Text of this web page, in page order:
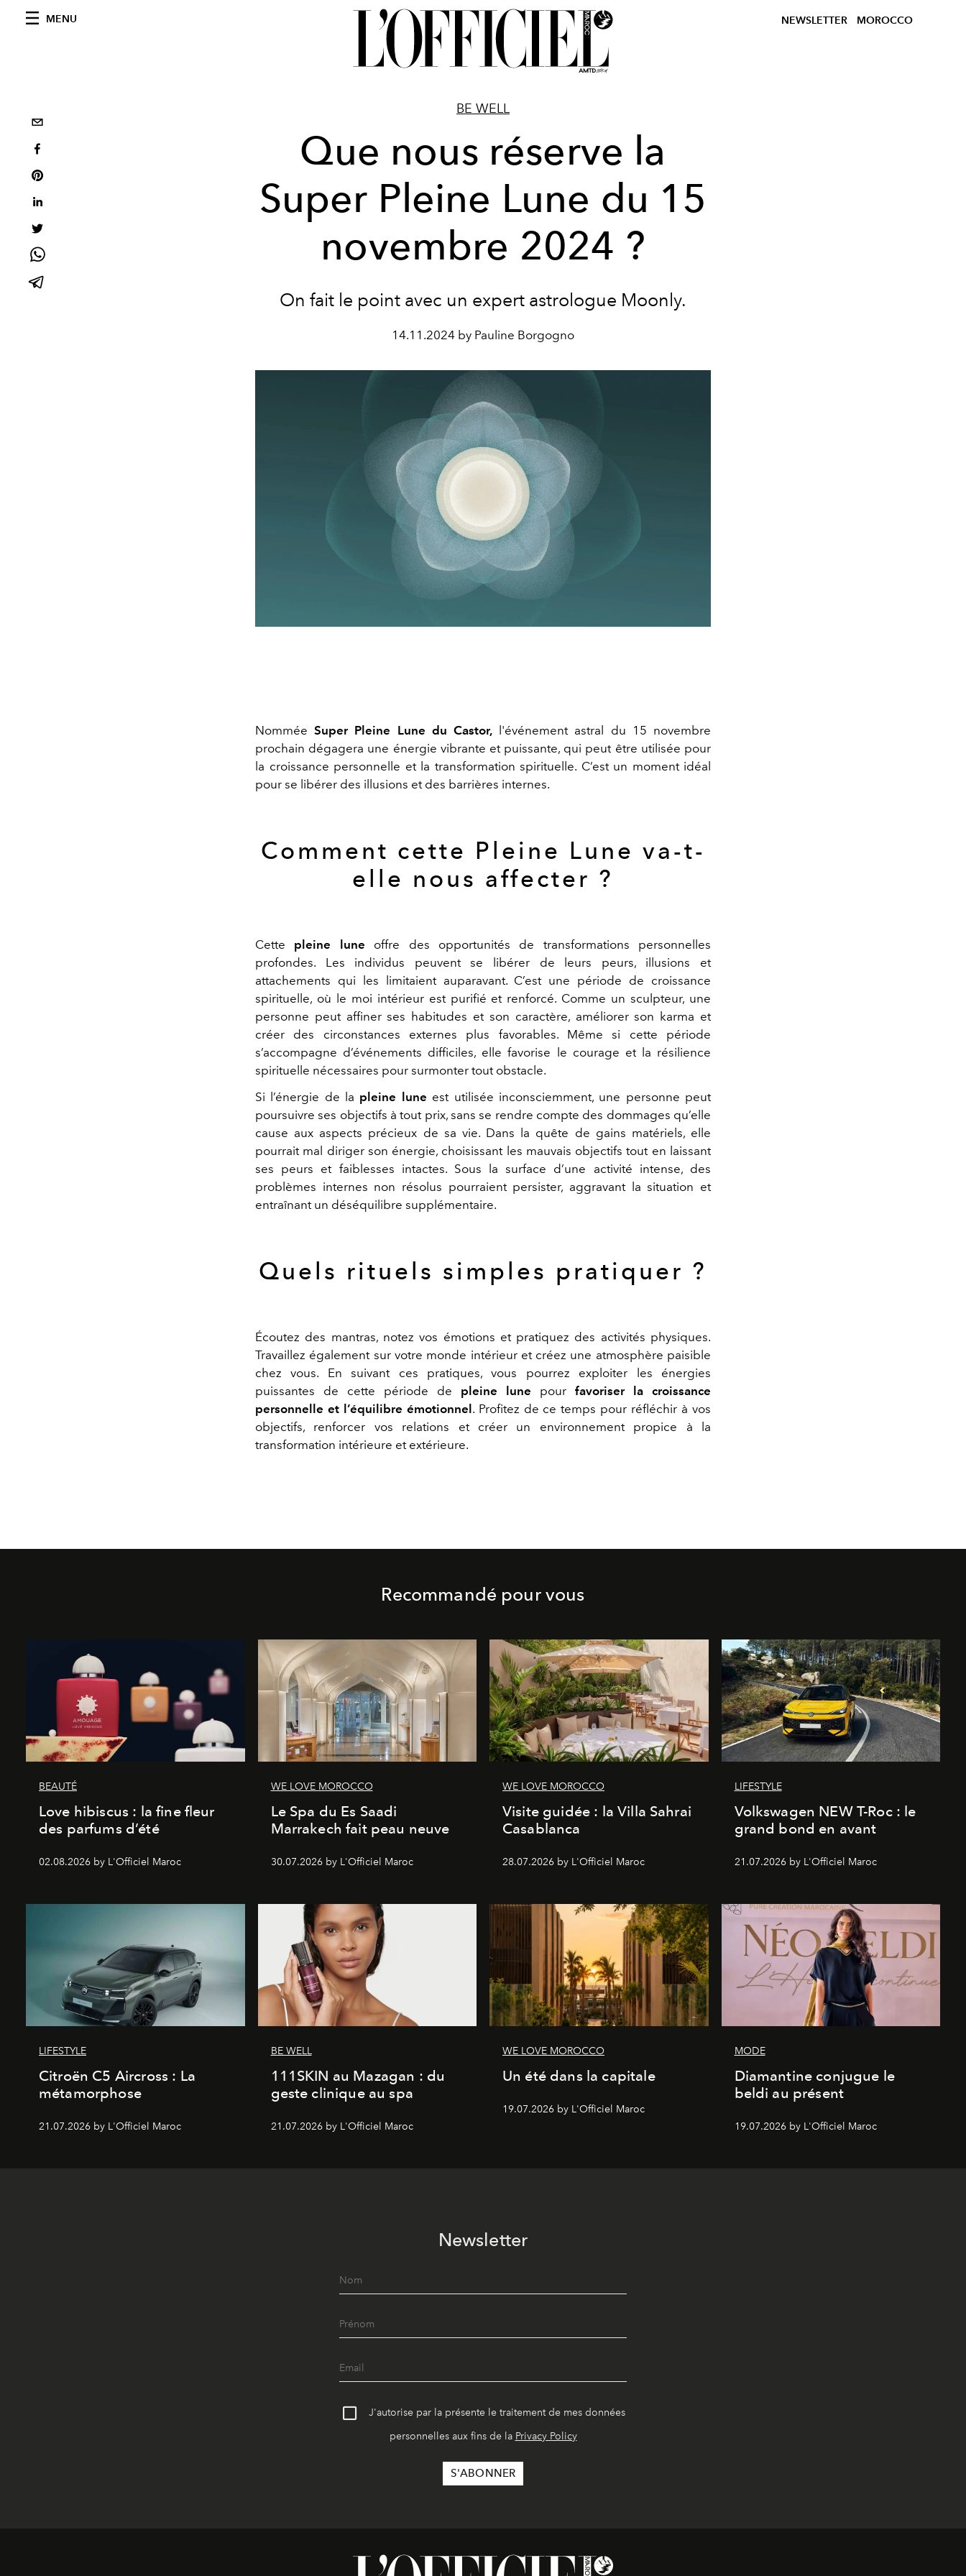
MENU NEWSLETTER MOROCCO
BE WELL
Que nous réserve la
Super Pleine Lune du 15
novembre 2024 ?
On fait le point avec un expert astrologue Moonly.
14.11.2024 by Pauline Borgogno
NomméeSuper Pleine Lune du Castor, l'événement astral du 15 novembre
prochain dégagera une énergie vibrante et puissante, qui peut être utilisée pour
la croissance personnelle et la transformation spirituelle. C’est un moment idéal
pour se libérer des illusions et des barrières internes.
Comment cette Pleine Lune va-t-
elle nous affecter ?
Cette pleine lune offre des opportunités de transformations personnelles
profondes. Les individus peuvent se libérer de leurs peurs, illusions et
attachements qui les limitaient auparavant. C’est une période de croissance
spirituelle, où le moi intérieur est purifié et renforcé. Comme un sculpteur, une
personne peut affiner ses habitudes et son caractère, améliorer son karma et
créer des circonstances externes plus favorables. Même si cette période
s’accompagne d’événements difficiles, elle favorise le courage et la résilience
spirituelle nécessaires pour surmonter tout obstacle.
Si l’énergie de la pleine lune est utilisée inconsciemment, une personne peut
poursuivre ses objectifs à tout prix, sans se rendre compte des dommages qu’elle
cause aux aspects précieux de sa vie. Dans la quête de gains matériels, elle
pourrait mal diriger son énergie, choisissant les mauvais objectifs tout en laissant
ses peurs et faiblesses intactes. Sous la surface d’une activité intense, des
problèmes internes non résolus pourraient persister, aggravant la situation et
entraînant un déséquilibre supplémentaire.
Quels rituels simples pratiquer ?
Écoutez des mantras, notez vos émotions et pratiquez des activités physiques.
Travaillez également sur votre monde intérieur et créez une atmosphère paisible
chez vous. En suivant ces pratiques, vous pourrez exploiter les énergies
puissantes de cette période de pleine lune pour favoriser la croissance
personnelle et l’équilibre émotionnel. Profitez de ce temps pour réfléchir à vos
objectifs, renforcer vos relations et créer un environnement propice à la
transformation intérieure et extérieure.
Recommandé pour vous
BEAUTÉ
Love hibiscus : la fine fleur
des parfums d’été
02.08.2026 by L'Officiel Maroc
WE LOVE MOROCCO
Le Spa du Es Saadi
Marrakech fait peau neuve
30.07.2026 by L'Officiel Maroc
WE LOVE MOROCCO
Visite guidée : la Villa Sahrai
Casablanca
28.07.2026 by L'Officiel Maroc
LIFESTYLE
Volkswagen NEW T-Roc : le
grand bond en avant
21.07.2026 by L'Officiel Maroc
LIFESTYLE
Citroën C5 Aircross : La
métamorphose
21.07.2026 by L'Officiel Maroc
BE WELL
111SKIN au Mazagan : du
geste clinique au spa
21.07.2026 by L'Officiel Maroc
WE LOVE MOROCCO
Un été dans la capitale
19.07.2026 by L'Officiel Maroc
MODE
Diamantine conjugue le
beldi au présent
19.07.2026 by L'Officiel Maroc
Newsletter
J'autorise par la présente le traitement de mes données
personnelles aux fins de la Privacy Policy